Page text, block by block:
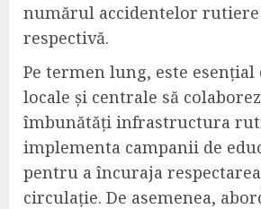
numărul accidentelor rutiere
respectivă.
Pe termen lung, este
locale și centrale să
îmbunătăți infrastructura
implementa campanii de
pentru a încuraja
circulație. De asemenea,